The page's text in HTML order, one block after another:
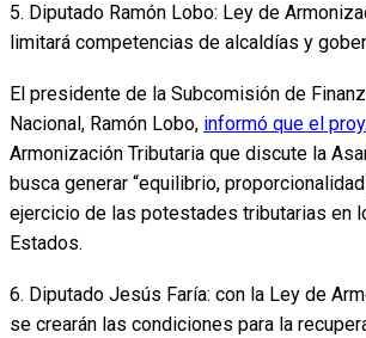
5. Diputado Ramón Lobo: Ley de
limitará competencias de alcaldías y
El presidente de la Subcomisión de
Nacional, Ramón Lobo, informó que el
Armonización Tributaria que discute la
busca generar “equilibrio,
ejercicio de las potestades tributarias en
Estados.
6. Diputado Jesús Faría: con la Ley de
se crearán las condiciones para la